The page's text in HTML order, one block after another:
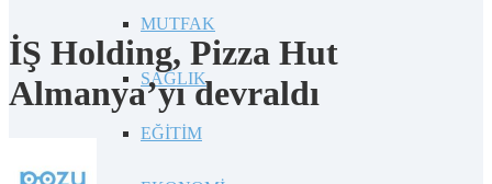
MUTFAK
SAĞLIK
EĞİTİM
İŞ Holding, Pizza Hut
Almanya’yı devraldı